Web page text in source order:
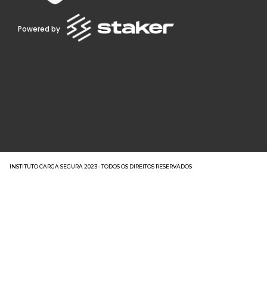
Powered by
INSTITUTO CARGA SEGURA 2023 - TODOS OS DIREITOS RESERVADOS